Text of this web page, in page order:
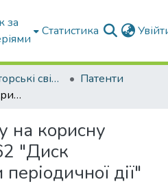
за
Статистика
Патенти та авторські свідоцтва
Патенти
Опис до патенту на корисну модель № 78862 "Диск картоплечистки періодичної дії"
на корисну
"Диск
дії"